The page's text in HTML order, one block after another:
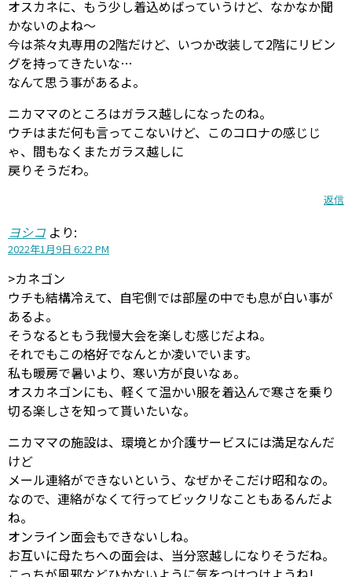
オスカネに、もう少し着込めばっていうけど、なかなか聞
かないのよね～
今は茶々丸専用の2階だけど、いつか改装して2階にリビン
グを持ってきたいな…
なんて思う事があるよ。
ニカママのところはガラス越しになったのね。
ウチはまだ何も言ってこないけど、このコロナの感じじ
ゃ、間もなくまたガラス越しに
戻りそうだわ。
返信
ヨシコ より:
2022年1月9日 6:22 PM
>カネゴン
ウチも結構冷えて、自宅側では部屋の中でも息が白い事が
あるよ。
そうなるともう我慢大会を楽しむ感じだよね。
それでもこの格好でなんとか凌いでいます。
私も暖房で暑いより、寒い方が良いなぁ。
オスカネゴンにも、軽くて温かい服を着込んで寒さを乗り
切る楽しさを知って貰いたいな。
ニカママの施設は、環境とか介護サービスには満足なんだ
けど
メール連絡ができないという、なぜかそこだけ昭和なの。
なので、連絡がなくて行ってビックリなこともあるんだよ
ね。
オンライン面会もできないしね。
お互いに母たちへの面会は、当分窓越しになりそうだね。